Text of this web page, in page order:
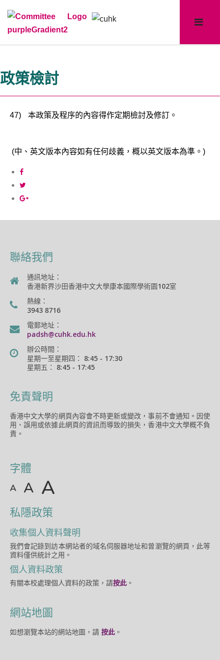
政策檢討
47) 本政策及程序的內容得作定期檢討及修訂。
(中、英文版本內容如有任何歧義，概以英文版本為準。)
聯絡我們
通訊地址：
香港新界沙田香港中文大學康本國際學術園102室
熱線：
3943 8716
電郵地址：
padsh@cuhk.edu.hk
辦公時間：
星期一至星期四： 8:45 - 17:30
星期五： 8:45 - 17:45
免責聲明
香港中文大學的網頁內容會不時更新或變改，事前不會通知。因使
用、誤用或依據此網頁的資訊而導致的損失，香港中文大學概不負
責。
字體
A A A
私隱政策
收集個人資料聲明
我們會記錄到訪本網站者的域名伺服器地址和曾瀏覽的網頁，此等
資料僅供統計之用。
個人資料政策
有關本校處理個人資料的政策，請按此 。
網站地圖
如想瀏覽本站的網站地圖，請 按此 。